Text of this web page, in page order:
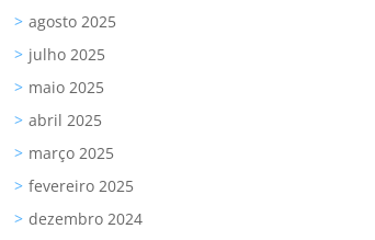
agosto 2025
julho 2025
maio 2025
abril 2025
março 2025
fevereiro 2025
dezembro 2024